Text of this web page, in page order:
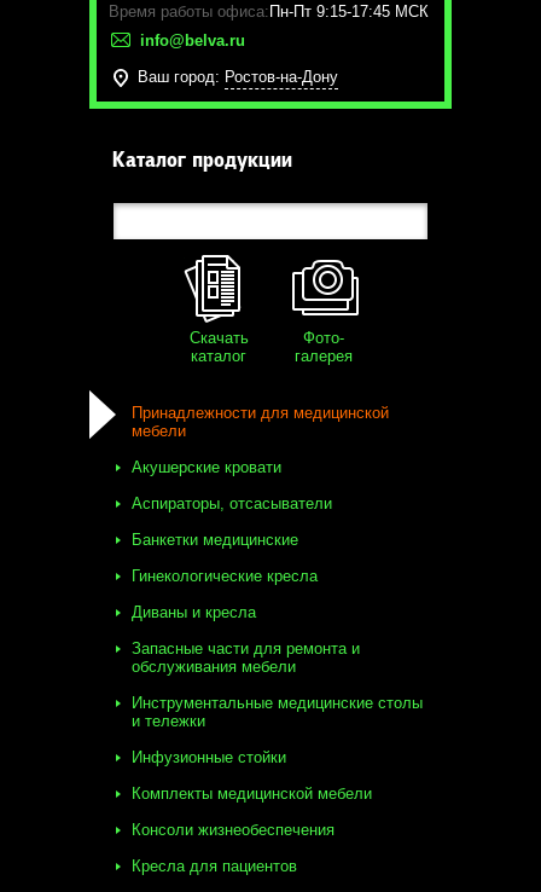
Время работы офиса: Пн-Пт 9:15-17:45 МСК
info@belva.ru
Ваш город: Ростов-на-Дону
Каталог продукции
Скачать
каталог
Фото-
галерея
Принадлежности для медицинской
мебели
Акушерские кровати
Аспираторы, отсасыватели
Банкетки медицинские
Гинекологические кресла
Диваны и кресла
Запасные части для ремонта и
обслуживания мебели
Инструментальные медицинские столы
и тележки
Инфузионные стойки
Комплекты медицинской мебели
Консоли жизнеобеспечения
Кресла для пациентов